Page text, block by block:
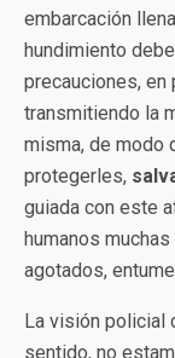
embarcación
hundimiento
precauciones, en
transmitiendo la
misma, de modo
protegerles,
guiada con este
humanos
agotados,
La visión policial
sentido, no